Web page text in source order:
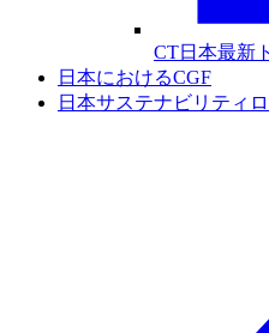
CT日本最新
日本におけるCGF
日本サステナビリティ